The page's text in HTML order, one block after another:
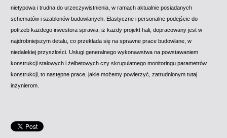
nietypowa i trudna do urzeczywistnienia, w ramach aktualnie posiadanych
schematów i szablonów budowlanych. Elastyczne i personalne podejście do
potrzeb każdego inwestora sprawia, iż każdy projekt hali, dopracowany jest w
najdrobniejszym detalu, co przekłada się na sprawne prace budowlane, w
niedalekiej przyszłości. Usługi generalnego wykonawstwa na powstawaniem
konstrukcji stalowych i żelbetowych czy skrupulatnego monitoringu parametrów
konstrukcji, to następne prace, jakie możemy powierzyć, zatrudnionym tutaj
inżynierom.